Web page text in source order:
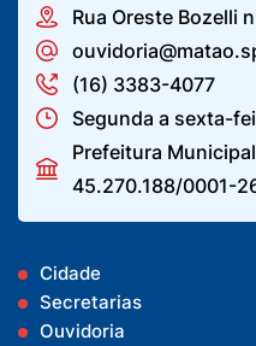
Rua Oreste Bozelli
(16) 3383-4077
Segunda a sexta-
Prefeitura
45.270.188/0001-
Cidade
Secretarias
Ouvidoria